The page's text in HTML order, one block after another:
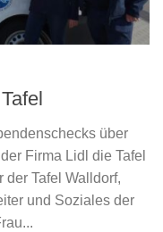
über
Firma Lidl die Tafel
der Tafel Walldorf,
und Soziales der